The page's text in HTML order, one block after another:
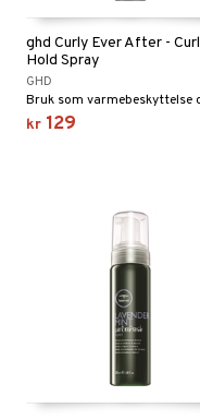
ghd Curly Ever After - Curl
Hold Spray
GHD
kr 129